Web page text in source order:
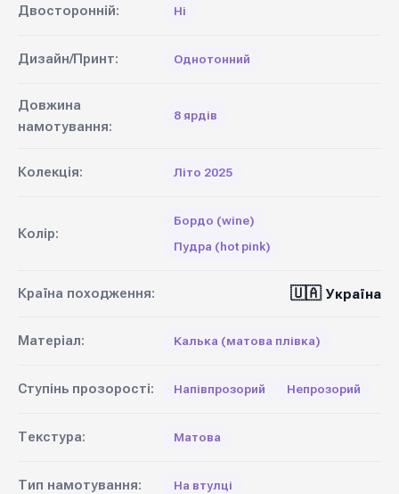
Двосторонній: Ні
Дизайн/Принт: Однотонний
Довжина
намотування:
8 ярдів
Колекція: Літо 2025
Колір:
Бордо (wine)
Пудра (hot pink)
Країна походження: 🇺🇦 Україна
Матеріал: Калька (матова плівка)
Ступінь прозорості: Напівпрозорий Непрозорий
Текстура: Матова
Тип намотування: На втулці